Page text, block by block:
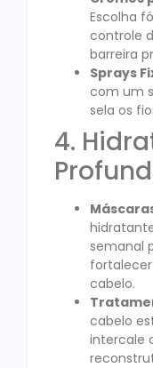
Escolha
controle
barreira
Sprays
com um
sela os
4.
semanal
cabelo.
cabelo
intercale